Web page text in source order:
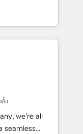
LATAM, and
in building
success
human insight
solutions
and
Impact
ง
we’re all
seamless